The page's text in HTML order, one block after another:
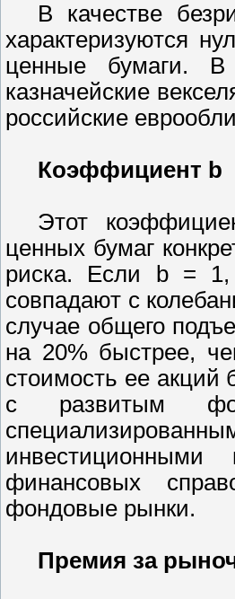
В качестве
характеризуются
ценные бумаги. В
казначейские
российские
Коэффициент b
Этот
ценных бумаг
риска. Если b = 1,
совпадают с
случае общего
на 20% быстрее,
стоимость ее акций
с развитым
финансовых
фондовые рынки.
Премия за